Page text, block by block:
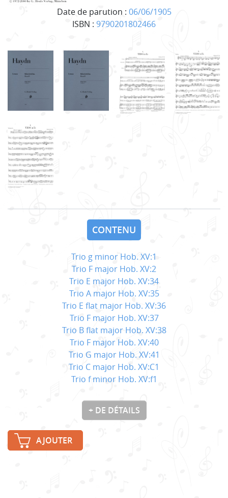
Date de parution : 06/06/1905
ISBN : 9790201802466
CONTENU
Trio g minor Hob. XV:1
Trio F major Hob. XV:2
Trio E major Hob. XV:34
Trio A major Hob. XV:35
Trio E flat major Hob. XV:36
Trio F major Hob. XV:37
Trio B flat major Hob. XV:38
Trio F major Hob. XV:40
Trio G major Hob. XV:41
Trio C major Hob. XV:C1
Trio f minor Hob. XV:f1
+ DE DÉTAILS
AJOUTER